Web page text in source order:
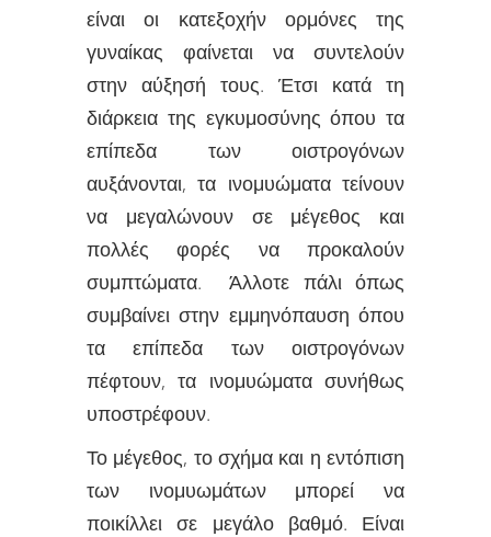
είναι οι κατεξοχήν ορμόνες της
γυναίκας φαίνεται να συντελούν
στην αύξησή τους. Έτσι κατά τη
διάρκεια της εγκυμοσύνης όπου τα
επίπεδα των οιστρογόνων
αυξάνονται, τα ινομυώματα τείνουν
να μεγαλώνουν σε μέγεθος και
πολλές φορές να προκαλούν
συμπτώματα. Άλλοτε πάλι όπως
συμβαίνει στην εμμηνόπαυση όπου
τα επίπεδα των οιστρογόνων
πέφτουν, τα ινομυώματα συνήθως
υποστρέφουν.
Το μέγεθος, το σχήμα και η εντόπιση
των ινομυωμάτων μπορεί να
ποικίλλει σε μεγάλο βαθμό. Είναι